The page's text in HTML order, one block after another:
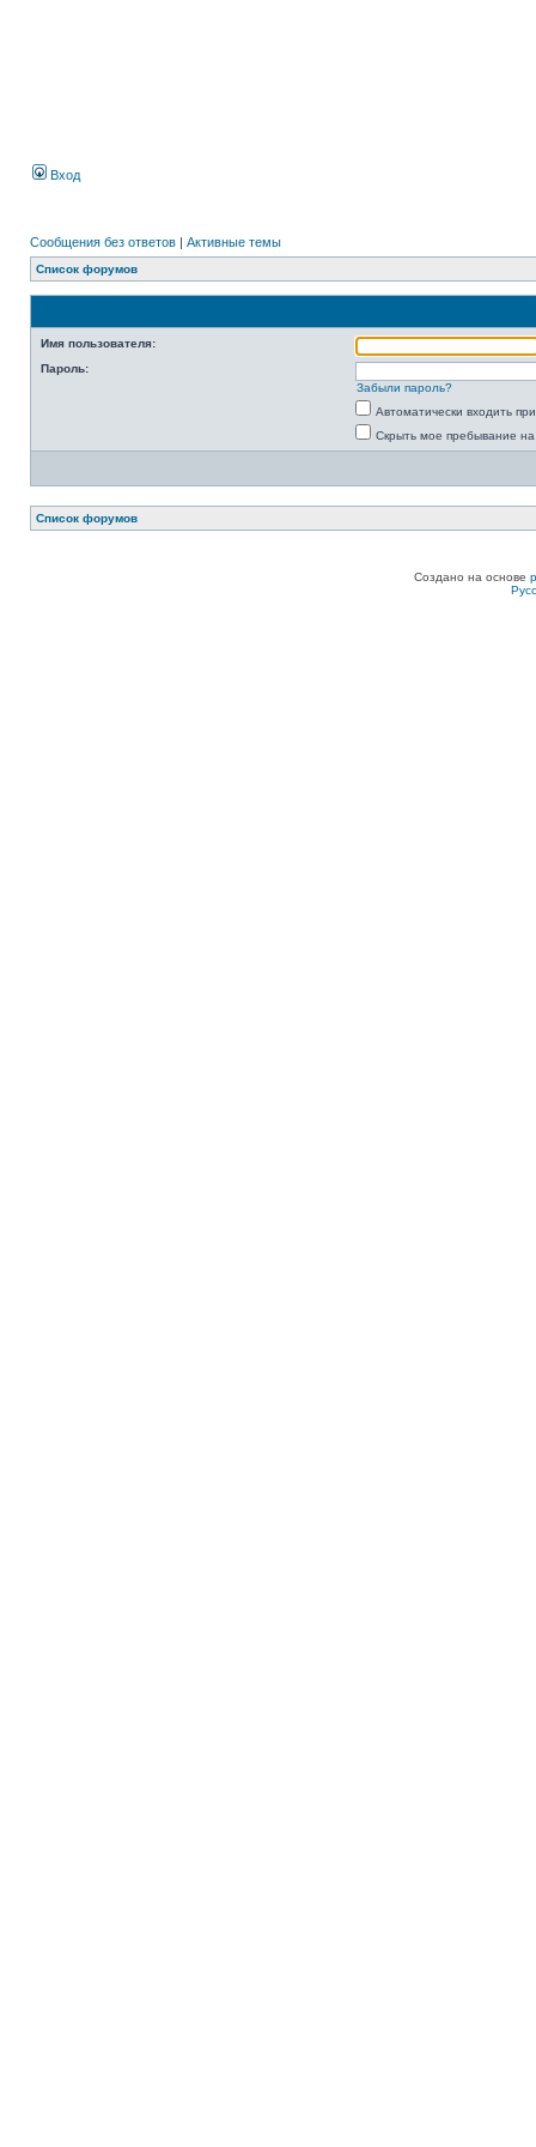
Вход
Сообщения без ответов | Активные темы
Список форумов
Имя пользователя:
Пароль:
Забыли пароль?
Автоматически входить
Скрыть мое пребывание
Список форумов
Создано на основе